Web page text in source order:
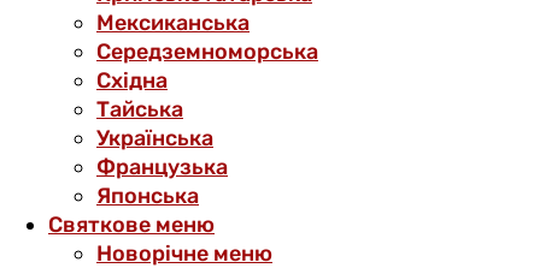
Мексиканська
Середземноморська
Східна
Тайська
Українська
Французька
Японська
Святкове меню
Новорічне меню